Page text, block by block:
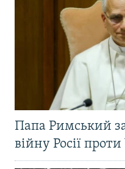
Папа Римський
війну Росії